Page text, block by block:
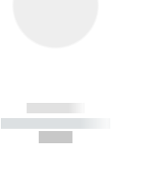
------------
----------- -----------